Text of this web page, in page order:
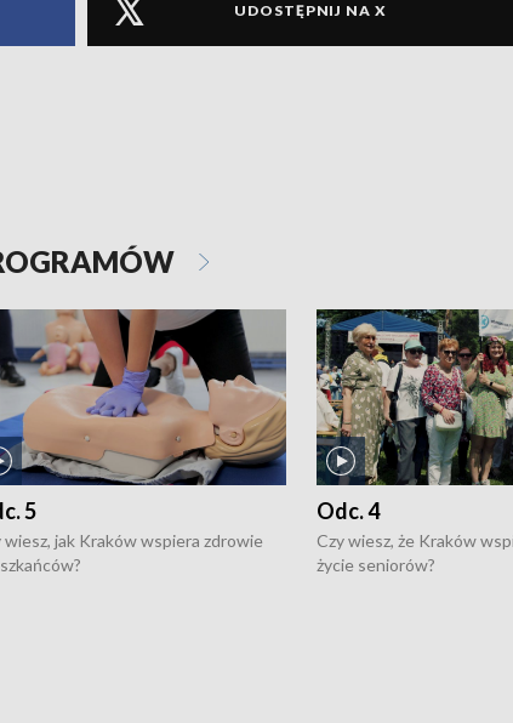
UDOSTĘPNIJ NA X
5
wiesz, jak Kraków wspiera zdrowie
Odc. 4
Czy wiesz, że Kraków
życie seniorów?